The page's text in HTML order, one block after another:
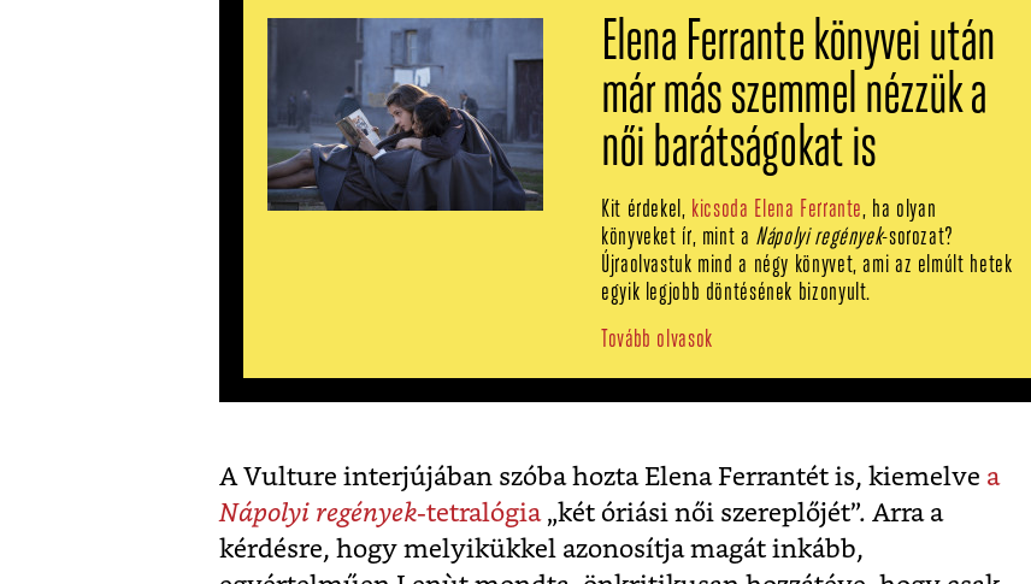
Elena Ferrante könyvei után
már más szemmel nézzük a
női barátságokat is
Kit érdekel, kicsoda Elena Ferrante, ha olyan
könyveket ír, mint a Nápolyi regények-sorozat?
Újraolvastuk mind a négy könyvet, ami az elmúlt hetek
egyik legjobb döntésének bizonyult.
Tovább olvasok
A Vulture interjújában szóba hozta Elena Ferrantét is, kiemelve a
Nápolyi regények-tetralógia„két óriási női szereplőjét”. Arra a
kérdésre, hogy melyikükkel azonosítja magát inkább,